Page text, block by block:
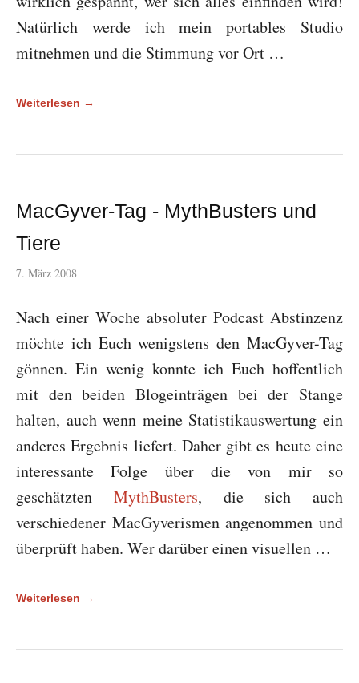
Natürlich werde ich mein portables Studio
mitnehmen und die Stimmung vor Ort …
Weiterlesen →
MacGyver-Tag - MythBusters und
Tiere
7. März 2008
Nach einer Woche absoluter Podcast Abstinzenz
möchte ich Euch wenigstens den MacGyver-Tag
gönnen. Ein wenig konnte ich Euch hoffentlich
mit den beiden Blogeinträgen bei der Stange
halten, auch wenn meine Statistikauswertung ein
anderes Ergebnis liefert. Daher gibt es heute eine
interessante Folge über die von mir so
geschätzten MythBusters, die sich auch
verschiedener MacGyverismen angenommen und
überprüft haben. Wer darüber einen visuellen …
Weiterlesen →